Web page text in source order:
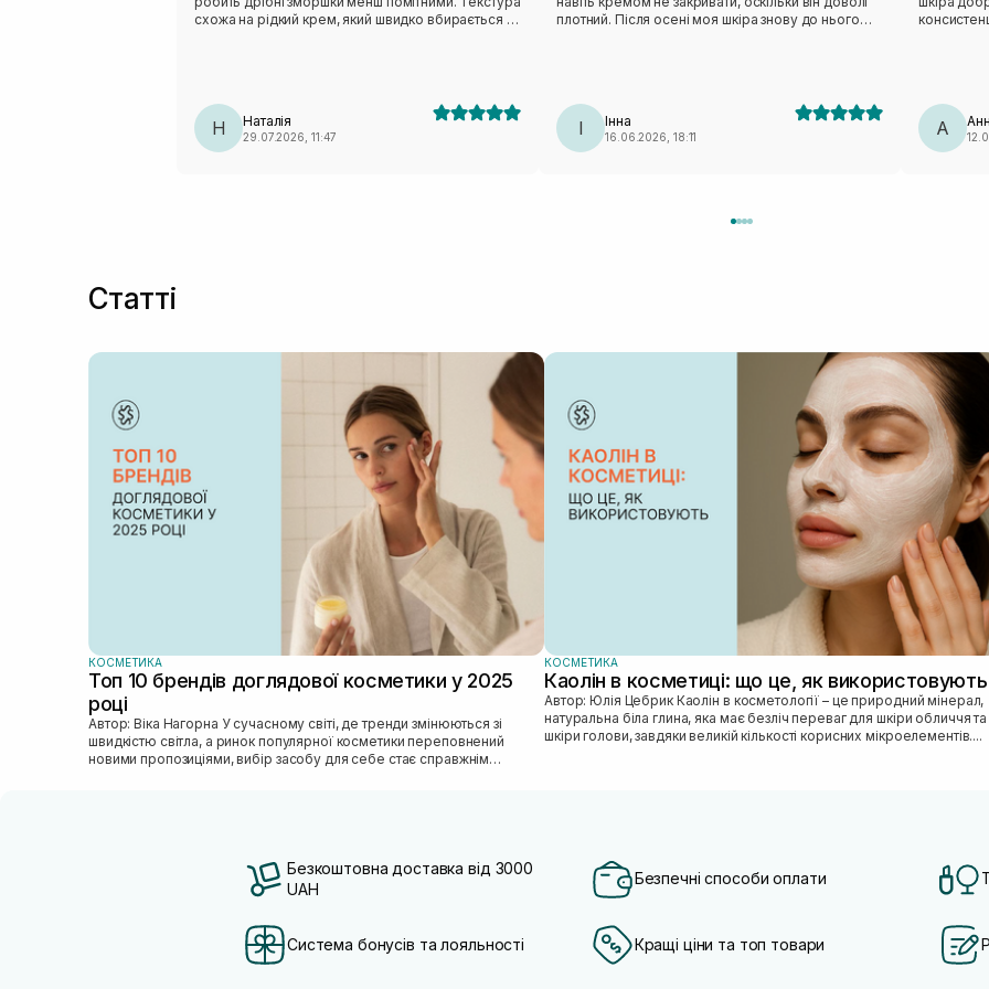
схожа на рідкий крем, який швидко вбирається і
Н Наталія
29.07.2026, 11:47
плотний. Після осені моя шкіра знову до нього
комедонами.
І Інна
16.06.2026, 18:11 А
Статті
КОСМЕТИКА
Топ 10 брендів доглядової косметики у 2025
році
Автор: Віка Нагорна У сучасному світі, де тренди змінюються зі
швидкістю світла, а ринок популярної косметики переповнений
новими пропозиціями, вибір засобу для себе стає справжнім
КОСМЕТИКА
Каолін в косметиці: що це, як використовують
Автор: Юлія Цебрик Каолін в косметології – це природний мінерал,
натуральна біла глина, яка має безліч переваг для шкіри обличчя та
шкіри голови, завдяки великій кількості корисних мікроелементів....
Безкоштовна доставка від 3000
UAH
Безпечні способи оплати
Система бонусів та лояльності Кращі ціни та топ товари